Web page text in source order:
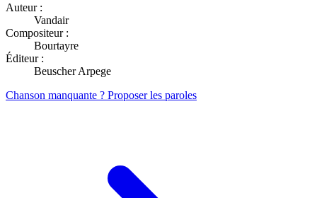
Auteur :
Vandair
Compositeur :
Bourtayre
Éditeur :
Beuscher Arpege
Chanson manquante ? Proposer les paroles